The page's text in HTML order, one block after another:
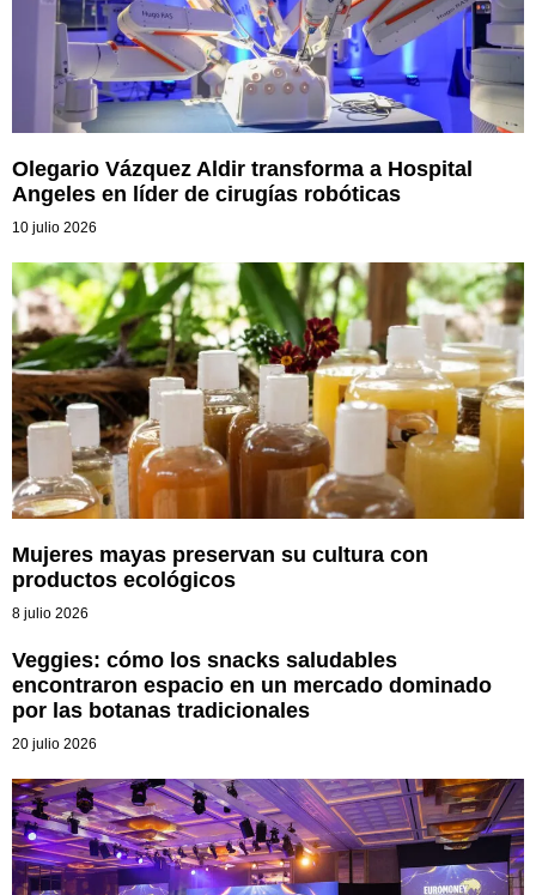
Olegario Vázquez Aldir transforma a Hospital
Angeles en líder de cirugías robóticas
10 julio 2026
Mujeres mayas preservan su cultura con
productos ecológicos
8 julio 2026
Veggies: cómo los snacks saludables
encontraron espacio en un mercado dominado
por las botanas tradicionales
20 julio 2026